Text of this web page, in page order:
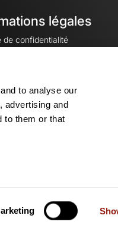
to analyse our
advertising and
to them or that
légales
de confidentialité
légales
des cookies
la communauté de